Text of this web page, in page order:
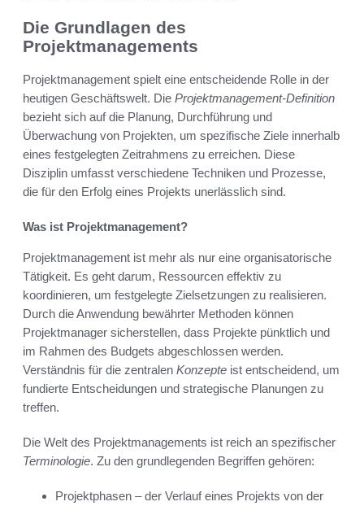
Die Grundlagen des
Projektmanagements
Projektmanagement spielt eine entscheidende Rolle in der
heutigen Geschäftswelt. Die Projektmanagement-Definition
bezieht sich auf die Planung, Durchführung und
Überwachung von Projekten, um spezifische Ziele innerhalb
eines festgelegten Zeitrahmens zu erreichen. Diese
Disziplin umfasst verschiedene Techniken und Prozesse,
die für den Erfolg eines Projekts unerlässlich sind.
Was ist Projektmanagement?
Projektmanagement ist mehr als nur eine organisatorische
Tätigkeit. Es geht darum, Ressourcen effektiv zu
koordinieren, um festgelegte Zielsetzungen zu realisieren.
Durch die Anwendung bewährter Methoden können
Projektmanager sicherstellen, dass Projekte pünktlich und
im Rahmen des Budgets abgeschlossen werden.
Verständnis für die zentralen Konzepte ist entscheidend, um
fundierte Entscheidungen und strategische Planungen zu
treffen.
Die Welt des Projektmanagements ist reich an spezifischer
Terminologie. Zu den grundlegenden Begriffen gehören:
Projektphasen – der Verlauf eines Projekts von der